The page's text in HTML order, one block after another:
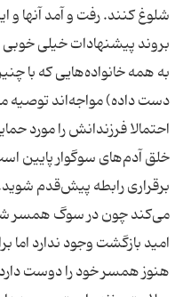
شلوغ کنند. رفت و آمد آنها و
بروند پیشنهادات خیلی
به همه خانواده‌هایی که با
دست داده) مواجه‌اند توصیه
احتمالا فرزندانش را مورد
خلق آدم‌های سوگوار پایین
برقراری رابطه پیش‌قدم
می‌کند چون در سوگ همسر
امید بازگشت وجود ندارد
هنوز همسر خود را دوست